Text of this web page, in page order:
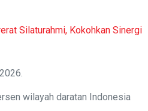
Silaturahmi, Kokohkan Sinergi
wilayah daratan Indonesia